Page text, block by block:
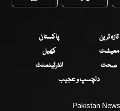
WhatsApp Twitter
تازہ ترین
پاکستان
معیشت
کھیل
صحت
انٹرٹینمنٹ
دلچسپ و عجیب
Pakistan